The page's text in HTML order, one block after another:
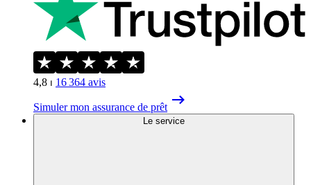
4,8 ⏐ 16 364 avis
Simuler mon assurance de prêt
Le service